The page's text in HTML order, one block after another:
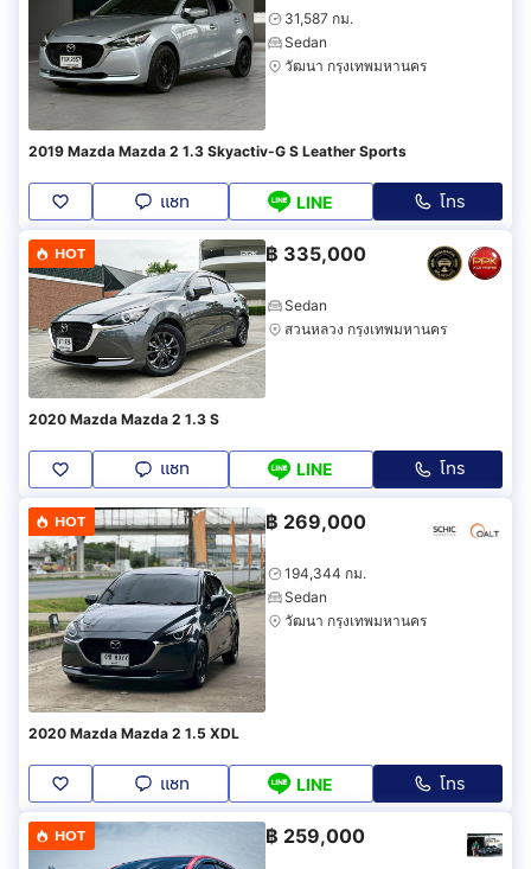
31,587 กม.
Sedan
วัฒนา กรุงเทพมหานคร
2019 Mazda Mazda 2 1.3 Skyactiv-G S Leather Sports
แชท LINE โทร
HOT ฿ 335,000
Sedan
สวนหลวง กรุงเทพมหานคร
2020 Mazda Mazda 2 1.3 S
แชท LINE โทร
HOT ฿ 269,000
194,344 กม.
Sedan
วัฒนา กรุงเทพมหานคร
2020 Mazda Mazda 2 1.5 XDL
แชท LINE โทร
HOT ฿ 259,000